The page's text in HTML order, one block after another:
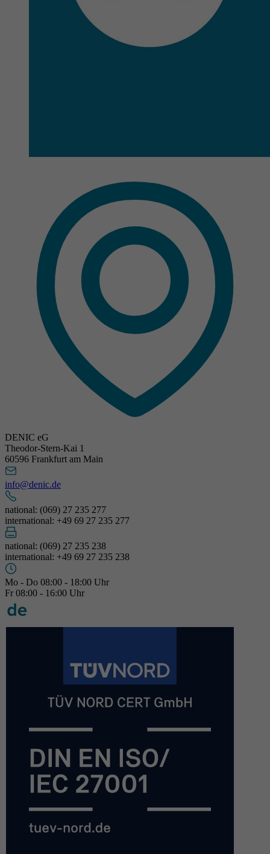
DENIC eG
Theodor-Stern-Kai 1
60596 Frankfurt am Main
info@denic.de
national: (069) 27 235 277
international: +49 69 27 235 277
national: (069) 27 235 238
international: +49 69 27 235 238
Mo - Do 08:00 - 18:00 Uhr
Fr 08:00 - 16:00 Uhr